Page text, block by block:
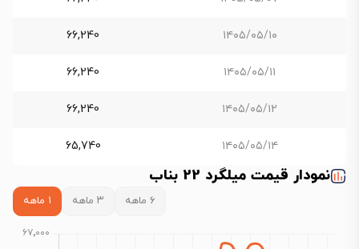
۱۴۰۵/۰۵/۱۰ 66,240
۱۴۰۵/۰۵/۱۱ 66,240
۱۴۰۵/۰۵/۱۲ 66,240
۱۴۰۵/۰۵/۱۴ 65,740
نمودار قیمت میلگرد 22 بناب
۶ ماهه ۳ ماهه ۱ ماهه